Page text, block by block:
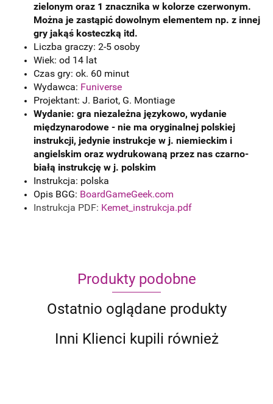
zielonym oraz 1 znacznika w kolorze czerwonym.
Można je zastąpić dowolnym elementem np. z innej
gry jakąś kosteczką itd.
Liczba graczy: 2-5 osoby
Wiek: od 14 lat
Czas gry: ok. 60 minut
Wydawca: Funiverse
Projektant: J. Bariot, G. Montiage
Wydanie: gra niezależna językowo, wydanie
międzynarodowe - nie ma oryginalnej polskiej
instrukcji, jedynie instrukcje w j. niemieckim i
angielskim oraz wydrukowaną przez nas czarno-
białą instrukcję w j. polskim
Instrukcja: polska
Opis BGG: BoardGameGeek.com
Instrukcja PDF: Kemet_instrukcja.pdf
Produkty podobne
Ostatnio oglądane produkty
Inni Klienci kupili również